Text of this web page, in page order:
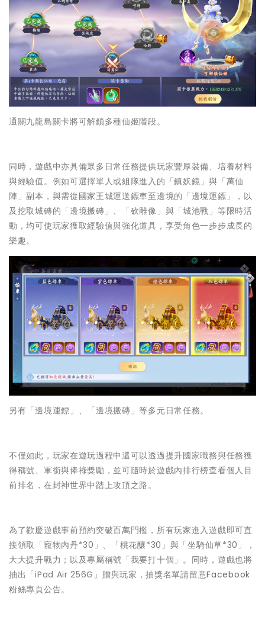
通關九龍島關卡將可解鎖多種仙姬階段。
同時，遊戲中亦具備眾多日常任務提供玩家豐厚裝備、培養材料
與經驗值。例如可選擇單人或組隊進入的「鎮妖鏡」與「萬仙
陣」副本，與需從國家王城運送鏢車至邊境的「邊境運鏢」，以
及挖取城磚的「邊境搬磚」、「砍雕像」與「城池戰」等限時活
動，均可使玩家獲取經驗值與強化道具，享受角色一步步成長的
樂趣。
另有「邊境運鏢」、「邊境搬磚」等多元日常任務。
不僅如此，玩家在遊玩過程中還可以透過提升國家職務與任務獲
得稱號、軍銜與俸祿獎勵，並可隨時於遊戲內排行榜查看個人目
前排名，在封神世界中踏上攻頂之路。
為了歡慶遊戲事前預約突破百萬門檻，所有玩家進入遊戲即可直
接領取「寵物內丹*30」、「桃花釀*30」與「坐騎仙草*30」，
大大提升戰力；以及專屬稱號「我要打十個」。同時，遊戲也將
抽出「iPad Air 256G」贈與玩家，抽獎名單請留意Facebook
粉絲專頁公告。